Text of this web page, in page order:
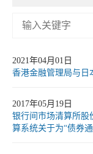
2021年04月01日
香港金融管理局与日
2017年05月19日
银行间市场清算所股
算系统关于为“债券